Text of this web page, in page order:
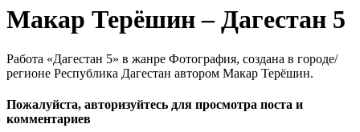
Макар Терёшин – Дагестан 5
Работа «Дагестан 5» в жанре Фотография, создана в городе/
регионе Республика Дагестан автором Макар Терёшин.
Пожалуйста, авторизуйтесь для просмотра поста и
комментариев